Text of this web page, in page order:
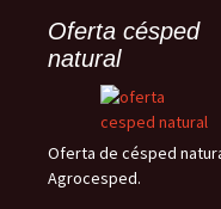
Oferta césped
natural
Oferta de césped
Agrocesped.